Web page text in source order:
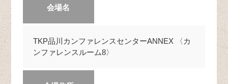
会場名
TKP品川カンファレンスセンターANNEX 〈カ
ンファレンスルーム8〉